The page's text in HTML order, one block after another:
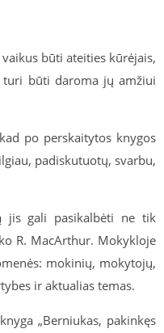
būti ateities kūrėjais,
turi būti daroma jų amžiui
po perskaitytos knygos
padiskutuotų, svarbu,
jis gali pasikalbėti ne tik
R. MacArthur. Mokykloje
mokinių, mokytojų,
ir aktualias temas.
„Berniukas, pakinkęs